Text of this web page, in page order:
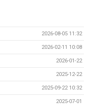
2026-08-05 11:32
2026-02-11 10:08
2026-01-22
2025-12-22
2025-09-22 10:32
2025-07-01